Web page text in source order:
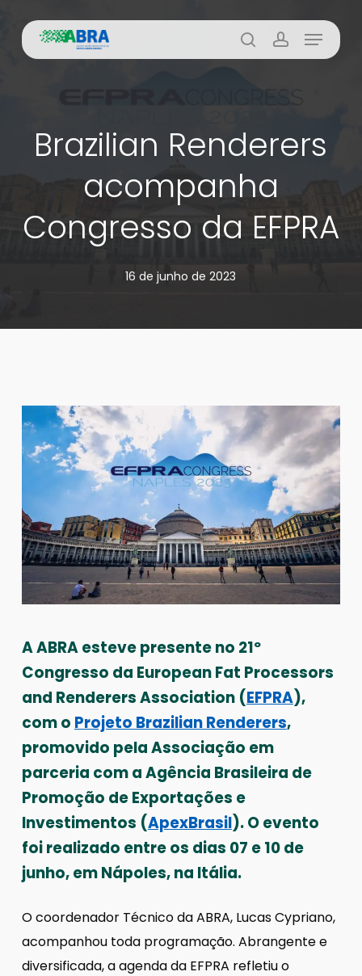
main
buscaaccount
Menu
Brazilian Renderers
acompanha
Congresso da EFPRA
16 de junho de 2023
A ABRA esteve presente no 21º
Congresso da European Fat Processors
and Renderers Association (EFPRA),
com o Projeto Brazilian Renderers,
promovido pela Associação em
parceria com a Agência Brasileira de
Promoção de Exportações e
Investimentos (ApexBrasil). O evento
foi realizado entre os dias 07 e 10 de
junho, em Nápoles, na Itália.
O coordenador Técnico da ABRA, Lucas Cypriano,
acompanhou toda programação. Abrangente e
diversificada, a agenda da EFPRA refletiu o